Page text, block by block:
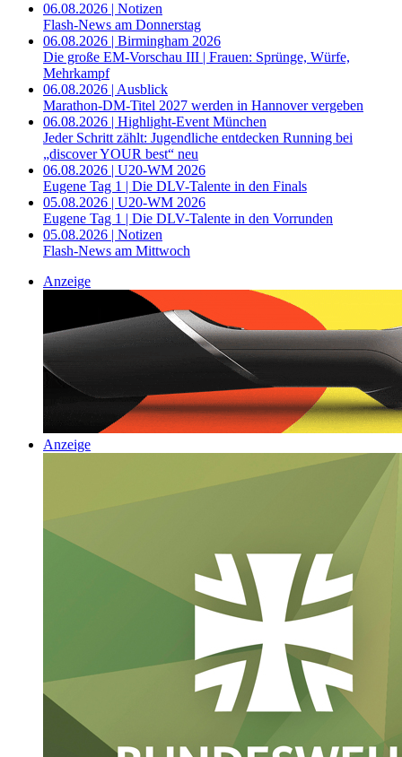
06.08.2026 | Notizen
Flash-News am Donnerstag
06.08.2026 | Birmingham 2026
Die große EM-Vorschau III | Frauen: Sprünge, Würfe,
Mehrkampf
06.08.2026 | Ausblick
Marathon-DM-Titel 2027 werden in Hannover vergeben
06.08.2026 | Highlight-Event München
Jeder Schritt zählt: Jugendliche entdecken Running bei
„discover YOUR best“ neu
06.08.2026 | U20-WM 2026
Eugene Tag 1 | Die DLV-Talente in den Finals
05.08.2026 | U20-WM 2026
Eugene Tag 1 | Die DLV-Talente in den Vorrunden
05.08.2026 | Notizen
Flash-News am Mittwoch
Anzeige
Anzeige